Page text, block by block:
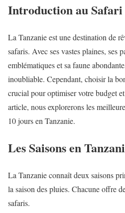
Introduction au Safari
La Tanzanie est une destination de
safaris. Avec ses vastes plaines, ses
emblématiques et sa faune
inoubliable. Cependant, choisir la
crucial pour optimiser votre budget
article, nous explorerons les
10 jours en Tanzanie.
Les Saisons en
La Tanzanie connaît deux saisons
la saison des pluies. Chacune offre
safaris.